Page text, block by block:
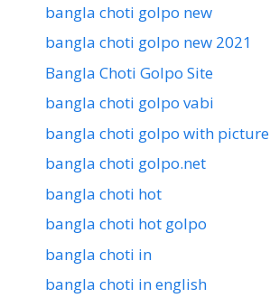
bangla choti golpo new
bangla choti golpo new 2021
Bangla Choti Golpo Site
bangla choti golpo vabi
bangla choti golpo with picture
bangla choti golpo.net
bangla choti hot
bangla choti hot golpo
bangla choti in
bangla choti in english